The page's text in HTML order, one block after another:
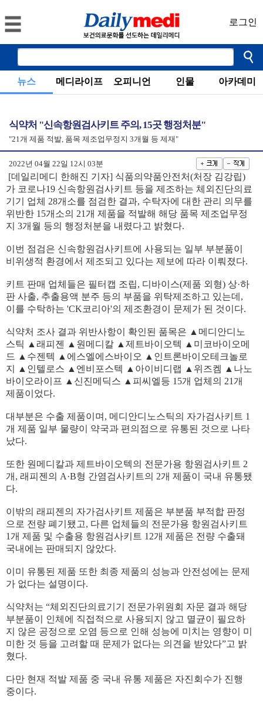
로그인
뉴스 메디라이프 오피니언 인물 아카데미
식약처 "신속항원검사키트 주의, 15곳 행정처분"
"21개 제품 적발, 품목 제조업무정지 3개월 등 제재"
2022년 04월 22일 12시 03분
[데일리메디 한해진 기자] 식품의약품안전처(처장 김강립)
가 코로나19 신속항원검사키트 등을 제조하는 체외진단의료
기기 업체 28개소를 점검한 결과, 수탁자에 대한 관리 의무를
위반한 15개소의 21개 제품을 적발해 해당 품목 제조업무정
지 3개월 등의 행정처분을 내렸다고 밝혔다.
이번 점검은 신속항원검사키트에 사용되는 일부 부분품이
비위생적 환경에서 제조되고 있다는 제보에 따라 이뤄졌다.
키트 판매 업체들은 필터캡 조립, 디바이스(제품 외형) 상·하
판 사출, 추출용액 분주 등의 부품을 위탁제조하고 있는데,
이를 수탁하는 'CK코리아'의 제조환경이 문제가 된 것이다.
식약처 조사 결과 위반사항이 확인된 품목은 ▲메디안디노
스틱 ▲래피젠 ▲원메디칼 ▲제트바이오텍 ▲미코바이오메
드 ▲수젠텍 ▲에스엘에스바이오 ▲인트론바이오테크놀로
지 ▲인텔로스 ▲엔비포스텍 ▲아이비디랩 ▲위즈켐 ▲나노
바이오라이프 ▲신진메딕스 ▲피씨엘등 15개 업체의 21개
제품이었다.
대부분은 수출 제품이며, 메디안디노스틱의 자가검사키트 1
개 제품 일부 물량이 약국과 편의점으로 유통된 것으로 나타
났다.
또한 원메디칼과 제트바이오텍의 전문가용 항원검사키트 2
개, 래피젠의 A·B형 간염검사키트의 2개 제품이 국내 유통됐
다.
이밖의 래피젠의 자가검사키트 제품은 부분품 부적합 판정
으로 전량 폐기됐고, 다른 업체들의 전문가용 항원검사키트
1개 제품 및 수출용 항원검사키트 12개 제품은 전량 수출돼
국내에는 판매되지 않았다.
이미 유통된 제품 또한 최종 제품의 성능과 안전성에는 문제
가 없다는 설명이다.
식약처는 “체외진단의료기기 전문가위원회 자문 결과 해당
부분품이 인체에 직접적으로 사용되지 않고 멸균이 필요하
지 않은 공정으로 오염 등으로 인해 성능에 미치는 영향이 미
미한 것 등을 고려할 때 문제가 없다는 의견을 받았다”고 밝
혔다.
다만 현재 적발 제품 중 국내 유통 제품은 자진회수가 진행
중이다.